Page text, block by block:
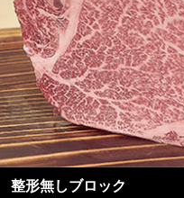
整形無しブロック